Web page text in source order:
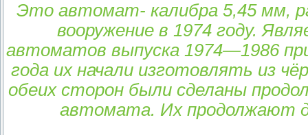
Это автомат- калибра 5,45 мм,
вооружение в 1974 году.
автоматов выпуска 1974—1986
года их начали изготовлять из
обеих сторон были сделаны
автомата. Их продолжают